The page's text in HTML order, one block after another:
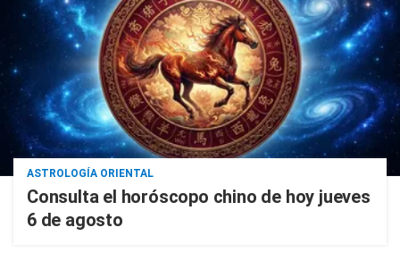
ASTROLOGÍA ORIENTAL
Consulta el horóscopo chino de hoy jueves
6 de agosto